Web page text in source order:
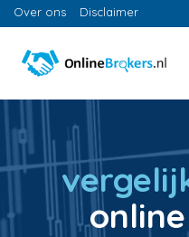
Over ons Disclaimer